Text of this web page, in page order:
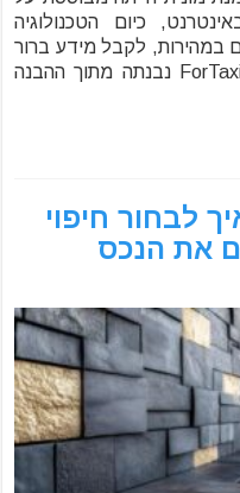
כיום הטכנולוגיה
לקבל מידע ברור
מראש ולקבל החלטה טובה יותר. ForTaxi נבנתה מתוך ההבנה
לבחור חיפוי
את הנכס